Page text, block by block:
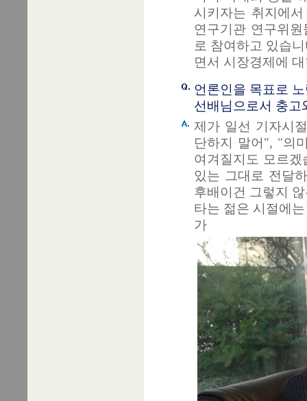
시키자는 취지에
연구기관 연구위
로 참여하고 있습
면서 시장경제에
언론인을 목표로
선배님으로서 충고
제가 일선 기자시
단하지 말어", "의
여겨질지도 모르
있는 그대로 전달
후배이건 그렇지
타는 젊은 시절에
가